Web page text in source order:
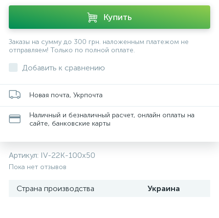
Купить
Заказы на сумму до 300 грн. наложенным платежом не
отправляем! Только по полной оплате.
Добавить к сравнению
Новая почта, Укрпочта
Наличный и безналичный расчет, онлайн оплаты на
сайте, банковские карты
Артикул: IV-22K-100x50
Пока нет отзывов
Страна производства Украина